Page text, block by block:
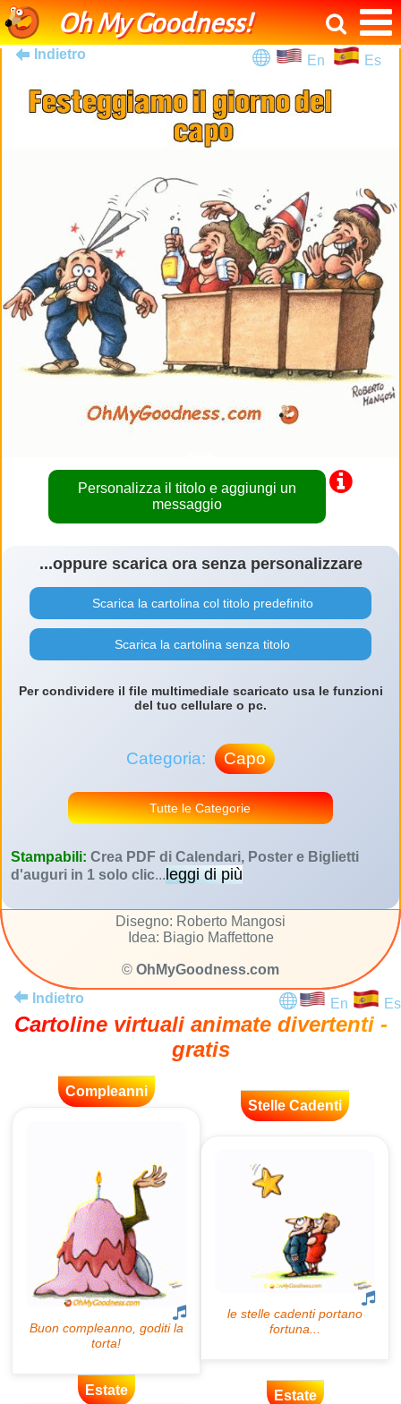
Oh My Goodness!
Indietro En Es
Personalizza il titolo e aggiungi un
messaggio
...oppure scarica ora senza personalizzare
Scarica la cartolina col titolo predefinito
Scarica la cartolina senza titolo
Per condividere il file multimediale scaricato usa le funzioni
del tuo cellulare o pc.
Categoria: Capo
Tutte le Categorie
Stampabili: Crea PDF di Calendari, Poster e Biglietti
d'auguri in 1 solo clic...leggi di più
Disegno: Roberto Mangosi
Idea: Biagio Maffettone
© OhMyGoodness.com
Indietro
En Es
Cartoline virtuali animate divertenti -
gratis
Compleanni
Stelle Cadenti
Estate Estate